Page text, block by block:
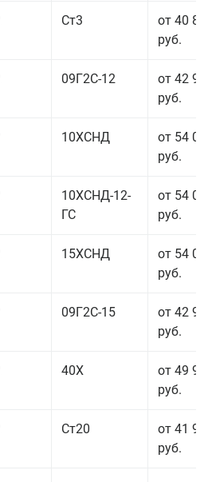
Ст3
от 40
руб.
09Г2С-12
от 42
руб.
10ХСНД
от 54
руб.
10ХСНД-12-
ГС
от 54
руб.
15ХСНД
от 54
руб.
09Г2С-15
от 42
руб.
40Х
от 49
руб.
Ст20
от 41
руб.